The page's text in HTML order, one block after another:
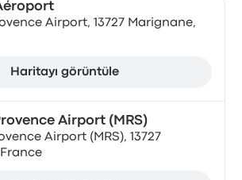
Airport, 13727 Marignane,
Haritayı görüntüle
Airport (MRS)
Airport (MRS), 13727